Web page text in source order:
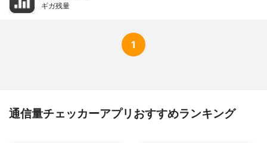
ギガ残‪量‬
1
通信量チェッカーアプリおすすめランキング